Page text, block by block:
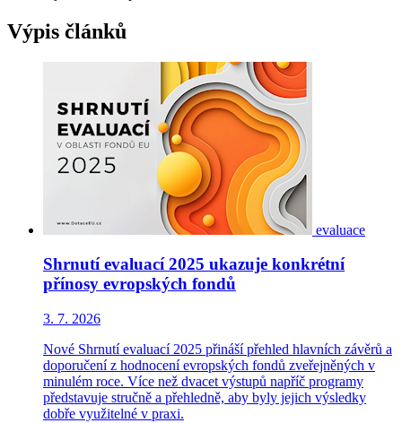
Výpis článků
evaluace
Shrnutí evaluací 2025 ukazuje konkrétní
přínosy evropských fondů
3. 7. 2026
Nové Shrnutí evaluací 2025 přináší přehled hlavních závěrů a
doporučení z hodnocení evropských fondů zveřejněných v
minulém roce. Více než dvacet výstupů napříč programy
představuje stručně a přehledně, aby byly jejich výsledky
dobře využitelné v praxi.